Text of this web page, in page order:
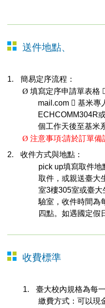
送件地點、
1.
簡易定序流程：
Ø 填寫定序申請單表格
mail.com  基米專
ECHCOMM304R
個工作天後至基米
Ø 注意事項:請於訂單備
2.
收件方式與地點：
pick up填寫取件地
取件，或親送臺大
室3樓305室或臺大
驗室 ，收件時間
四點。如遇國定假
收費標準
1.
臺大校內規格為每
繳費方式：可以現